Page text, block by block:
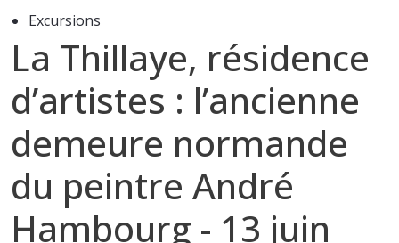
Excursions
La Thillaye, résidence
d’artistes : l’ancienne
demeure normande
du peintre André
Hambourg - 13 juin